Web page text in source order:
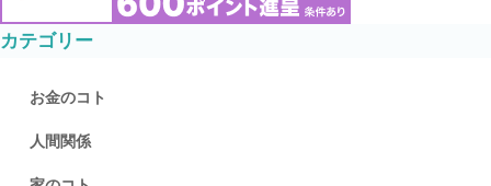
カテゴリー
お金のコト
人間関係